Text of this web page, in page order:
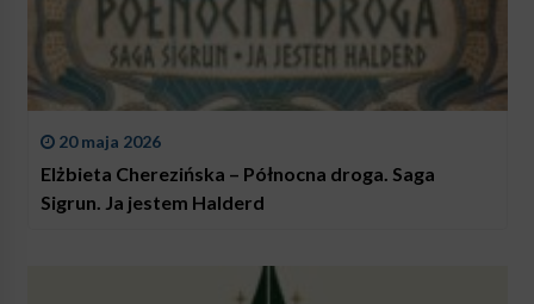
20 maja 2026
Elżbieta Cherezińska – Północna droga. Saga
Sigrun. Ja jestem Halderd